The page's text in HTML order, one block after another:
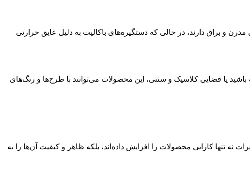
و براق دارند، در حالی که دستگیره‌های باکالیت به دلیل عایق حرارتی
یا فضایی کلاسیک و سنتی، این محصولات می‌توانند با طرح‌ها و رنگ‌های
نه تنها کارایی محصولات را افزایش داده‌اند، بلکه ظاهر و کیفیت آن‌ها را به